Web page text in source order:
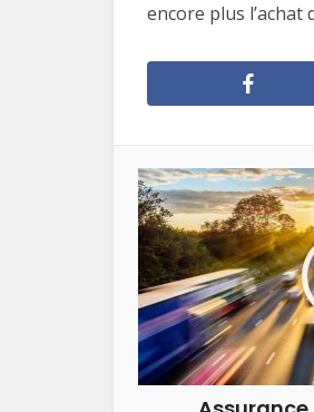
encore plus l’achat